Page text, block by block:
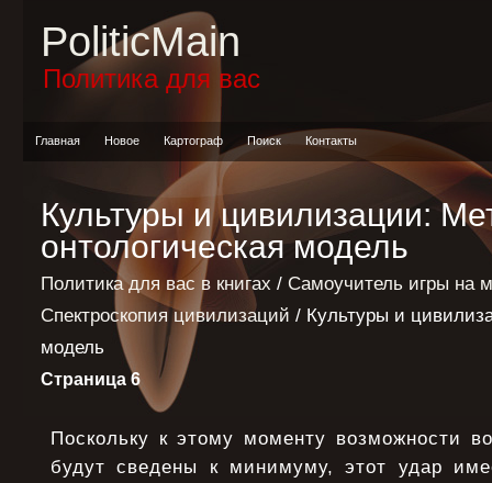
PoliticMain
Политика для вас
Главная Новое Картограф Поиск Контакты
Культуры и цивилизации:
онтологическая модель
Политика для вас в книгах / Самоучитель игры на
Спектроскопия цивилизаций / Культуры и
модель
Страница 6
Поскольку к этому моменту возможности
будут сведены к минимуму, этот удар